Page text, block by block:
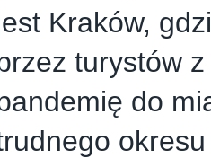
Kraków,
turystów
do